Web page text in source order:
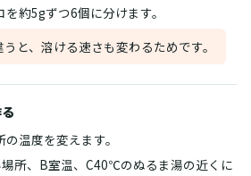
を約5gずつ6個に分けます。
と、溶ける速さも変わるためです。
の温度を変えます。
所、B室温、C40℃のぬるま湯の近くに